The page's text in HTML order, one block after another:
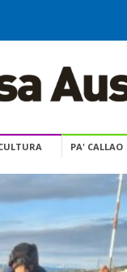
PA' CALLAO